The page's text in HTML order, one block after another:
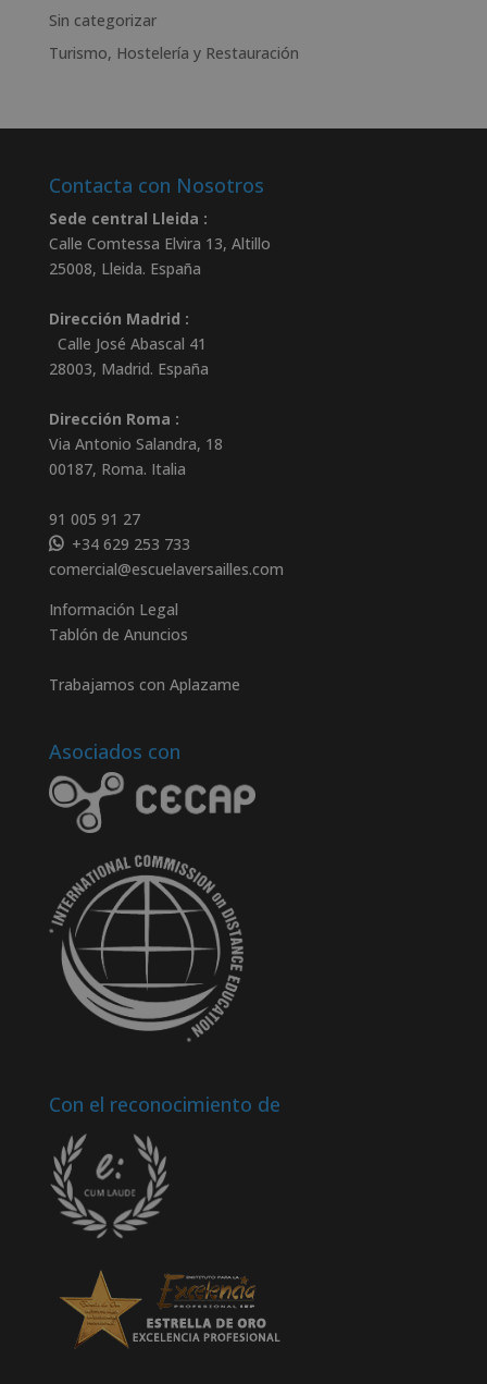
Sin categorizar
Turismo, Hostelería y Restauración
Contacta con Nosotros
Sede central Lleida :
Calle Comtessa Elvira 13, Altillo
25008, Lleida. España
Dirección Madrid :
Calle José Abascal 41
28003, Madrid. España
Dirección Roma :
Via Antonio Salandra, 18
00187, Roma. Italia
91 005 91 27
+34 629 253 733
comercial@escuelaversailles.com
Información Legal
Tablón de Anuncios
Trabajamos con Aplazame
Asociados con
Con el reconocimiento de